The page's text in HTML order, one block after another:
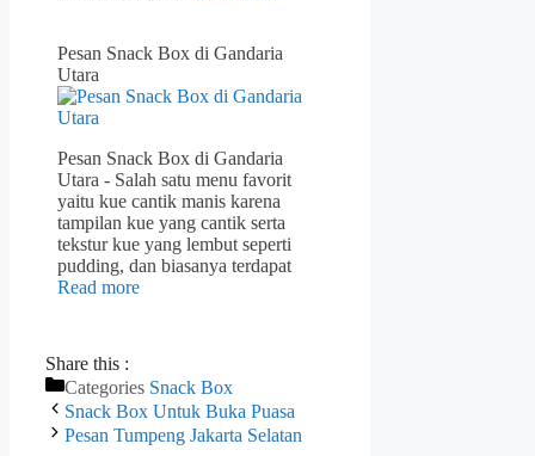
Pesan Snack Box di Gandaria
Utara
Pesan Snack Box di Gandaria
Utara - Salah satu menu favorit
yaitu kue cantik manis karena
tampilan kue yang cantik serta
tekstur kue yang lembut seperti
pudding, dan biasanya terdapat
Read more
Share this :
Categories Snack Box
Snack Box Untuk Buka Puasa
Pesan Tumpeng Jakarta Selatan